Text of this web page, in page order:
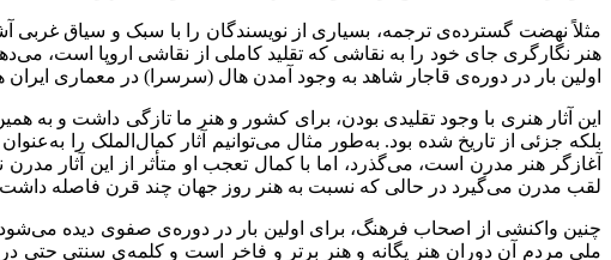
مثلاً نهضت گسترده‌ی ترجمه، بسیاری از نویسندگان را با سبک و سیاق غربی
هنر نگارگری جای خود را به نقاشی که تقلید کاملی از نقاشی اروپا است،
اولین بار در دوره‌ی قاجار شاهد به وجود آمدن هال (سرسرا) در معماری
این آثار هنری با وجود تقلیدی بودن، برای کشور و هنر ما تازگی داشت و به
بلکه جزئی از تاریخ شده بود. به‌طور مثال می‌توانیم آثار کمال‌الملک را
لقب مدرن می‌گیرد در حالی که نسبت به هنر روز جهان چند قرن فاصله داشت
چنین واکنشی از اصحاب فرهنگ، برای اولین بار در دوره‌ی صفوی دیده می‌شود.
ملی مردم آن دوران هنر یگانه و هنر برتر و فاخر است و کلمه‌ی سنتی حتی در